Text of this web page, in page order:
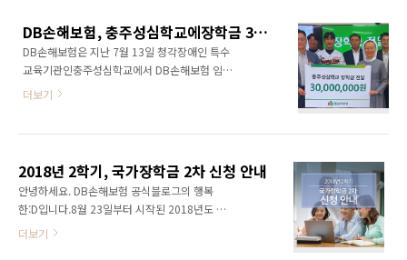
와 야구부 운영 지원 등에 사용될 예정입니다.
DB손해보험은 2013년 충주성심학교와 후원 협
약을 체결한 이후 매년 장학금을 지원하며 지속
적인 사회공헌활동을 이어오고 있습니다. 올해
천여 만원에 달하며, 14년째 변함없는 인연을 이
라 충북사업단 임직원의 교내 환경개선 봉사활
동, 야구부 운영을 위한 물품 지..
DB손해보험, 충주성심학교에장학금 3천만원 전달
DB손해보험은 지난 7월 13일 청각장애인 특수
교육기관인충주성심학교에서 DB손해보험 임직
원, 충주성심학교 교직원 및 야구부 학생들이 참
원의 후원금 및 장학금은 야구부 활동뿐 아니라
가정 형편이 어려운 학생들의 꿈과 도전을 이어
갈 수 있도록 사용되었습니다. ​이러한 장학금 외
에도 DB손해보험 충북사업단 임직원들이 참여
더보기
2018년 2학기, 국가장학금 2차 신청 안내
안녕하세요. DB손해보험 공식블로그의 행복
한:D입니다.8월 23일부터 시작된 2018년도 2
학기 국가장학금 신청! 많은 대학생이 한국장학
더보기